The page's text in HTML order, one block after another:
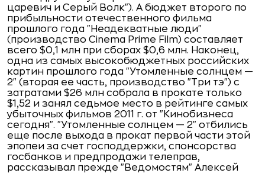
царевич и Серый Волк"). А бюджет второго по
прибыльности отечественного фильма
прошлого года "Неадекватные люди"
(производство Cinema Prime Film) составляет
всего $0,1 млн при сборах $0,6 млн. Наконец,
одна из самых высокобюджетных российских
картин прошлого года "Утомленные солнцем —
2" (вторая ее часть, производство "Три тэ") с
затратами $26 млн собрала в прокате только
$1,52 и занял седьмое место в рейтинге самых
убыточных фильмов 2011 г. от "Кинобизнеса
сегодня". "Утомленные солнцем — 2" отбились
еще после выхода в прокат первой части этой
эпопеи за счет господдержки, спонсорства
госбанков и предпродажи телеправ,
рассказывал прежде "Ведомостям" Алексей